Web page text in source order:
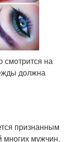
смотрится на
должна
признанным
многих мужчин.